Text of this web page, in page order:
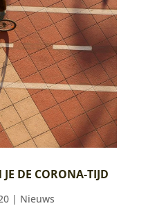
DE CORONA-TIJD
| Nieuws